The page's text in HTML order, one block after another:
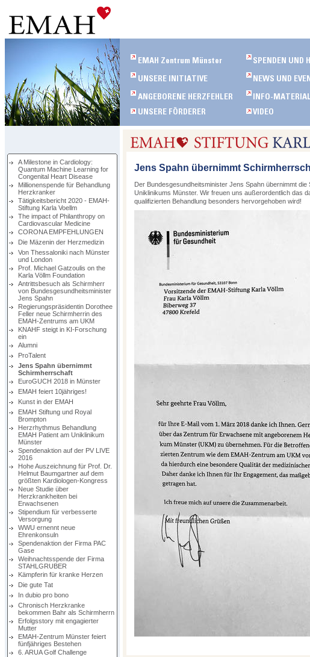
A Milestone in Cardiology:
Quantum Machine Learning for
Congenital Heart Disease
Millionenspende für Behandlung
Herzkranker
Tätigkeitsbericht 2020 - EMAH-
Stiftung Karla Voellm
The impact of Philanthropy on
Cardiovascular Medicine
CORONA EMPFEHLUNGEN
Die Mäzenin der Herzmedizin
Von Thessaloniki nach Münster
und London
Prof. Michael Gatzoulis on the
Karla Völlm Foundation
Antrittsbesuch als Schirmherr
von Bundesgesundheitsminister
Jens Spahn
Regierungspräsidentin Dorothee
Feller neue Schirmherrin des
EMAH-Zentrums am UKM
KNAHF steigt in KI-Forschung
ein
Alumni
ProTalent
Jens Spahn übernimmt
Schirmherrschaft
EuroGUCH 2018 in Münster
EMAH feiert 10jähriges!
Kunst in der EMAH
EMAH Stiftung und Royal
Brompton
Herzrhythmus Behandlung
EMAH Patient am Uniklinikum
Münster
Spendenaktion auf der PV LIVE
2016
Hohe Auszeichnung für Prof. Dr.
Helmut Baumgartner auf dem
größten Kardiologen-Kongress
Neue Studie über
Herzkrankheiten bei
Erwachsenen
Stipendium für verbesserte
Versorgung
WWU ernennt neue
Ehrenkonsuln
Spendenaktion der Firma PAC
Gase
Weihnachtsspende der Firma
STAHLGRUBER
Kämpferin für kranke Herzen
Die gute Tat
In dubio pro bono
Chronisch Herzkranke
bekommen Bahr als Schirmherrn
Erfolgsstory mit engagierter
Mutter
EMAH-Zentrum Münster feiert
fünfjähriges Bestehen
6. ARUA Golf Challenge
Jens Spahn übernimmt
Der Bundesgesundheitsminister Jens Spahn übernimmt
Uniklinikums Münster. Wir freuen uns außerordentlich das
qualifizierten Behandlung besonders hervorgehoben wird!